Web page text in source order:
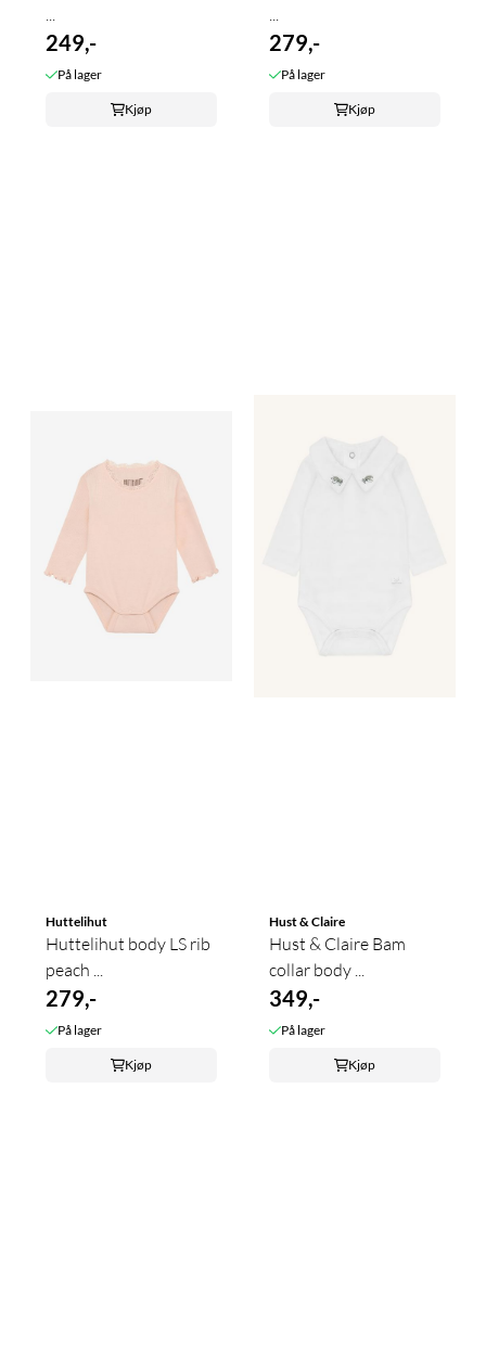
249,-
På lager
Kjøp
279,-
På lager
Kjøp
Huttelihut
Huttelihut body LS rib
peach ...
279,-
På lager
Kjøp
Hust & Claire
Hust & Claire Bam
collar body ...
349,-
På lager
Kjøp